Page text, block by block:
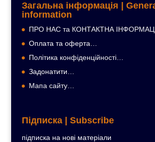
Загальна інформація |
information
ПРО НАС та КОНТАКТНА
Оплата та оферта…
Політика конфіденційності…
Задонатити…
Мапа сайту…
Підписка | Subscribe
підписка на нові матеріали